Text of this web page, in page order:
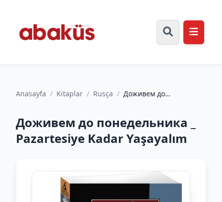
Anasayfa / Kitaplar / Rusça / Доживем до
Yaşayalım
Доживем до понедельника _
Pazartesiye Kadar Yaşayalım